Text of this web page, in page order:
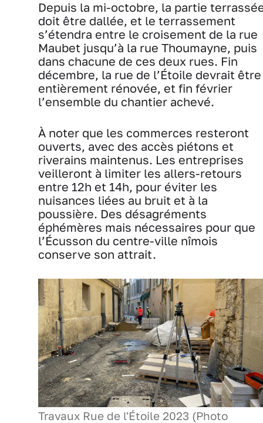
Depuis la mi-octobre, la partie
doit être dallée, et le terrassement
s’étendra entre le croisement de la rue
Maubet jusqu’à la rue Thoumayne, puis
dans chacune de ces deux rues. Fin
décembre, la rue de l’Étoile devrait être
entièrement rénovée, et fin février
l’ensemble du chantier achevé.
À noter que les commerces resteront
ouverts, avec des accès piétons et
riverains maintenus. Les entreprises
veilleront à limiter les allers-retours
entre 12h et 14h, pour éviter les
nuisances liées au bruit et à la
poussière. Des désagréments
éphémères mais nécessaires pour que
l’Écusson du centre-ville nîmois
conserve son attrait.
Travaux Rue de l'Étoile 2023 (Photo